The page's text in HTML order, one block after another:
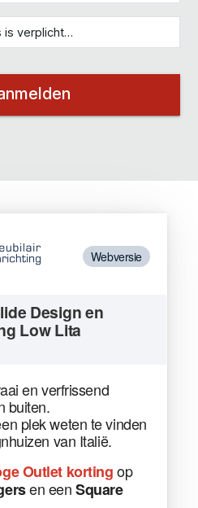
Webversie
Design en
Low Lita
en verfrissend
buiten.
plek weten te vinden
van Italië.
Outlet kortingop
en eenSquare